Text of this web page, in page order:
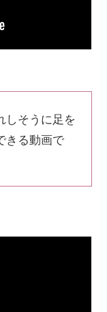
しそうに足を
きる動画で